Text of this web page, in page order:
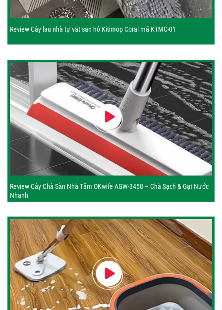
Review Cây lau nhà tự vắt san hô Kitimop Coral mã KTMC-01
Review Cây Chà Sàn Nhà Tắm OKwife AGW-3458 – Chà Sạch & Gạt Nước
Nhanh